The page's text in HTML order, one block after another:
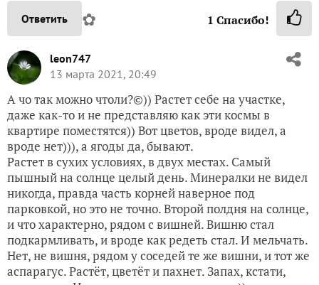
Ответить ✿ 1 Спасибо!
leon747
13 марта 2021, 20:49
А чо так можно чтоли?©)) Растет себе на участке,
даже как-то и не представляю как эти космы в
квартире поместятся)) Вот цветов, вроде видел, а
вроде нет))), а ягоды да, бывают.
Растет в сухих условиях, в двух местах. Самый
пышный на солнце целый день. Минералки не видел
никогда, правда часть корней наверное под
парковкой, но это не точно. Второй полдня на солнце,
и что характерно, рядом с вишней. Вишню стал
подкармливать, и вроде как редеть стал. И мельчать.
Нет, не вишня, рядом у соседей те же вишни, и тот же
аспарагус. Растёт, цветёт и пахнет. Запах, кстати,